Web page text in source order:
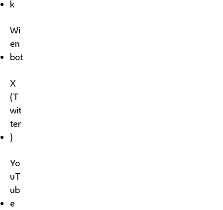
k
Wi
en
bot
X
(T
wit
ter
)
Yo
uT
ub
e